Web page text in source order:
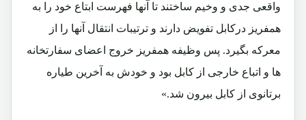
واقعی جدی و وخیم ساختند تا آنها فهرست ابتاع خود را به
همفریز درکابل تفویض دارند و ترتیبات انتقال آنها را از
معرکه بگیرد. پس وظیفه همفریز خروج اعضای سفارتخانه
ها و اتباع خارجی از کابل بود و خودش به آخرین طیاره
برتانوی از کابل بیرون شد.»